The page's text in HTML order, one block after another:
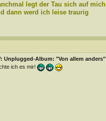
legt der Tau sich auf mich
dann werd ich leise traurig
Unplugged-Album: "Von allem anders"
ich es mir!